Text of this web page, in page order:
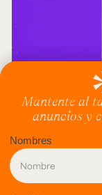
Encuentro
genealogías,
crean.18 AUG
evento